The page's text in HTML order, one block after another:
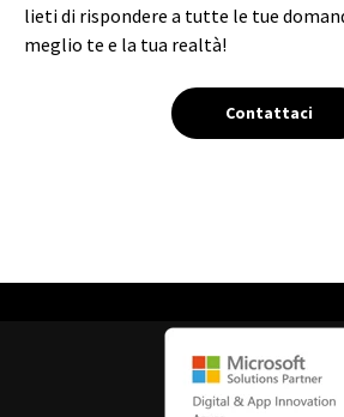
lieti di rispondere a tutte le tue
meglio te e la tua realtà!
Contattaci